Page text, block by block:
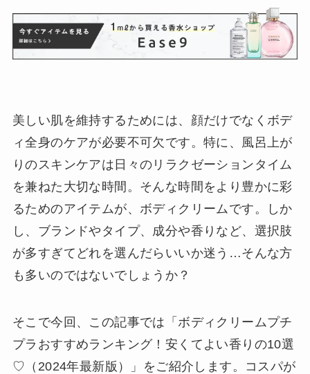
美しい肌を維持するためには、顔だけでなくボデ
ィ全身のケアが必要不可欠です。特に、風呂上が
りのスキンケアは日々のリラクゼーションタイム
を兼ねた大切な時間。そんな時間をより豊かに彩
るためのアイテムが、ボディクリームです。しか
し、ブランドやタイプ、成分や香りなど、選択肢
が多すぎてどれを選んだらいいか迷う…そんな方
も多いのではないでしょうか？
そこで今回、この記事では「ボディクリームプチ
プラおすすめランキング！安くてよい香りの10選
♡（2024年最新版）」をご紹介します。コスパが